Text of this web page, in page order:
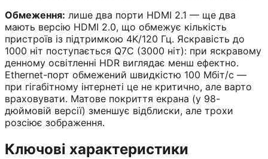
Обмеження: лише два порти HDMI 2.1 — ще два
мають версію HDMI 2.0, що обмежує кількість
пристроїв із підтримкою 4K/120 Гц. Яскравість до
1000 ніт поступається Q7C (3000 ніт): при яскравому
денному освітленні HDR виглядає менш ефектно.
Ethernet-порт обмежений швидкістю 100 Мбіт/с —
при гігабітному інтернеті це не критично, але варто
враховувати. Матове покриття екрана (у 98-
дюймовій версії) зменшує відблиски, але трохи
розсіює зображення.
Ключові характеристики